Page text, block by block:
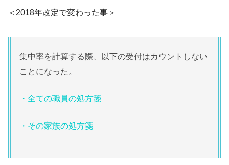
＜2018年改定で変わった事＞
集中率を計算する際、以下の受付はカウントしない
ことになった。
・全ての職員の処方箋
・その家族の処方箋